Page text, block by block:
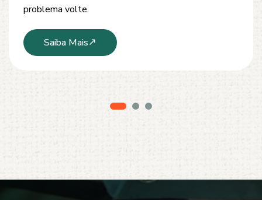
serviço limpo, ágil e sem danos à estrutura.
Saiba Mais